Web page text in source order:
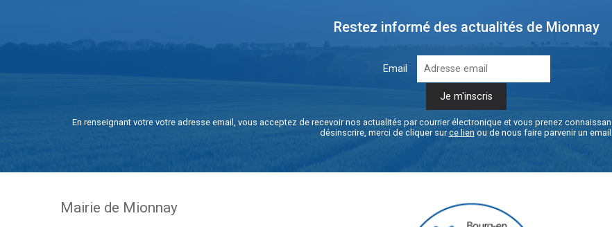
Restez informé des actualités de Mionnay
Email
En renseignant votre votre adresse email, vous acceptez de recevoir nos actualités par courrier électronique et vous prenez
désinscrire, merci de cliquer surce lien ou de nous faire parvenir un
Mairie de Mionnay